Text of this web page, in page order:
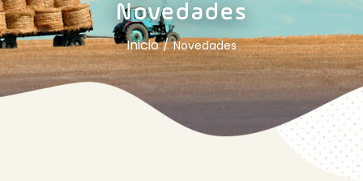
Novedades
Inicio Novedades